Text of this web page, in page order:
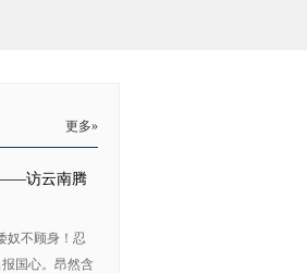
更多»
——访云南腾
奴不顾身！忍
国心。昂然含